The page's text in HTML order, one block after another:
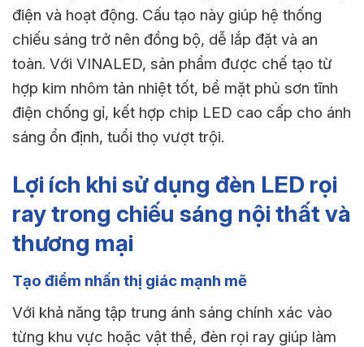
điện và hoạt động. Cấu tạo này giúp hệ thống
chiếu sáng trở nên đồng bộ, dễ lắp đặt và an
toàn. Với VINALED, sản phẩm được chế tạo từ
hợp kim nhôm tản nhiệt tốt, bề mặt phủ sơn tĩnh
điện chống gỉ, kết hợp chip LED cao cấp cho ánh
sáng ổn định, tuổi thọ vượt trội.
Lợi ích khi sử dụng đèn LED rọi
ray trong chiếu sáng nội thất và
thương mại
Tạo điểm nhấn thị giác mạnh mẽ
Với khả năng tập trung ánh sáng chính xác vào
từng khu vực hoặc vật thể, đèn rọi ray giúp làm